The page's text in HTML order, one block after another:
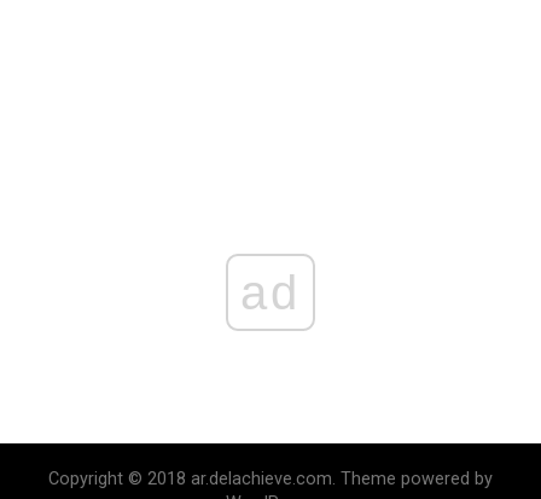
ad
Copyright © 2018 ar.delachieve.com. Theme powered by